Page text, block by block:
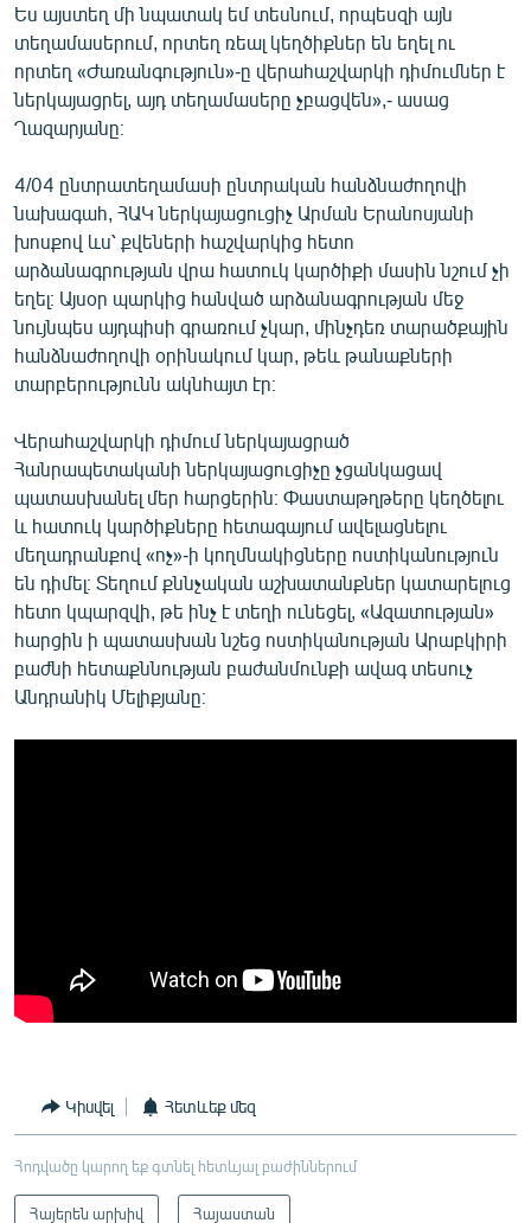
Ես այստեղ մի նպատակ եմ տեսնում, որպեսզի այն
տեղամասերում, որտեղ ռեալ կեղծիքներ են եղել ու
որտեղ «Ժառանգություն»-ը վերահաշվարկի դիմումներ է
ներկայացրել, այդ տեղամասերը չբացվեն»,- ասաց
Ղազարյանը։
4/04 ընտրատեղամասի ընտրական հանձնաժողովի
նախագահ, ՀԱԿ ներկայացուցիչ Արման Երանոսյանի
խոսքով ևս՝ քվեների հաշվարկից հետո
արձանագրության վրա հատուկ կարծիքի մասին նշում չի
եղել։ Այսօր պարկից հանված արձանագրության մեջ
նույնպես այդպիսի գրառում չկար, մինչդեռ տարածքային
հանձնաժողովի օրինակում կար, թեև թանաքների
տարբերությունն ակնհայտ էր։
Վերահաշվարկի դիմում ներկայացրած
Հանրապետականի ներկայացուցիչը չցանկացավ
պատասխանել մեր հարցերին։ Փաստաթղթերը կեղծելու
և հատուկ կարծիքները հետագայում ավելացնելու
մեղադրանքով «ոչ»-ի կողմնակիցները ոստիկանություն
են դիմել։ Տեղում քննչական աշխատանքներ կատարելուց
հետո կպարզվի, թե ինչ է տեղի ունեցել, «Ազատության»
հարցին ի պատասխան նշեց ոստիկանության Արաբկիրի
բաժնի հետաքննության բաժանմունքի ավագ տեսուչ
Անդրանիկ Մելիքյանը։
Կիսվել Հետևեք մեզ
Հոդվածը կարող եք գտնել հետևյալ բաժիններում
Հայերեն արխիվ Հայաստան